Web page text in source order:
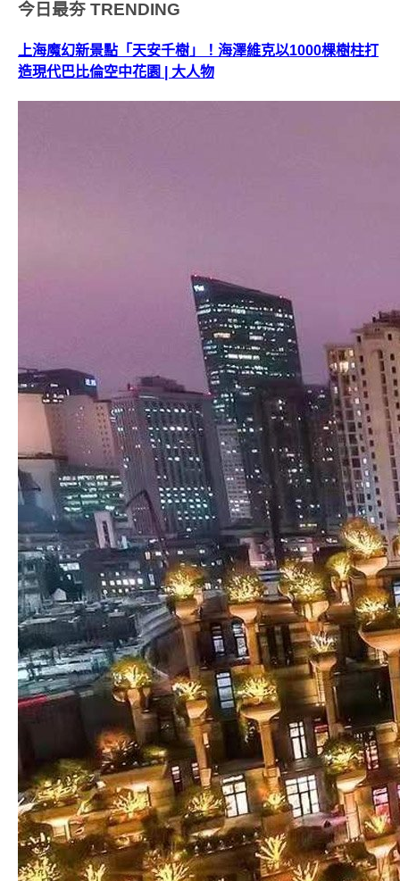
今日最夯 TRENDING
上海魔幻新景點「天安千樹」！海澤維克以1000棵樹柱打
造現代巴比倫空中花園 | 大人物